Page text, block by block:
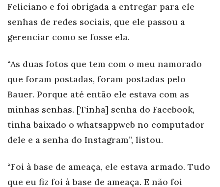
Feliciano e foi obrigada a entregar para ele
senhas de redes sociais, que ele passou a
gerenciar como se fosse ela.
“As duas fotos que tem com o meu namorado
que foram postadas, foram postadas pelo
Bauer. Porque até então ele estava com as
minhas senhas. [Tinha] senha do Facebook,
tinha baixado o whatsappweb no computador
dele e a senha do Instagram”, listou.
“Foi à base de ameaça, ele estava armado. Tudo
que eu fiz foi à base de ameaça. E não foi